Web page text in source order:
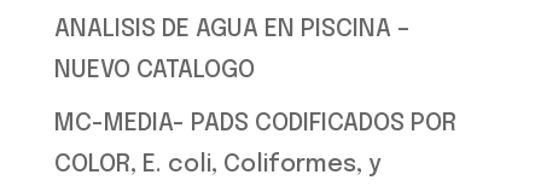
ANALISIS DE AGUA EN PISCINA –
NUEVO CATALOGO
MC-MEDIA- PADS CODIFICADOS POR
COLOR, E. coli, Coliformes, y